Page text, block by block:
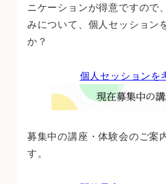
ニケーションが得意ですので
みについて、個人セッション
か？
個人セッションを
募集中の講座・体験会のご案
す。